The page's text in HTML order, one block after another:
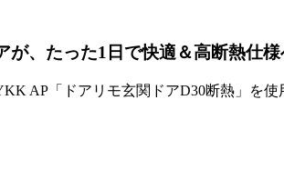
が、たった1日で快適＆高断熱仕
AP「ドアリモ玄関ドアD30断熱」を